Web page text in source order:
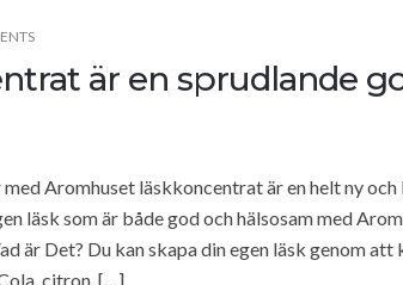
är en sprudlande
Aromhuset läskkoncentrat är en helt ny
läsk som är både god och hälsosam med
är Det? Du kan skapa din egen läsk genom att
citron, […]